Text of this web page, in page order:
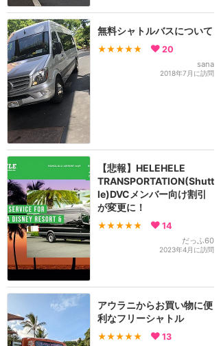
無料シャトルバスについて
★★★★★ 20
sana
2018年7月に訪問
【悲報】HELEHELE
TRANSPORTATION(Shutt
le)DVCメンバー向け割引
が変更に！
★★★★★ 14
だっふ60
2023年4月に訪問
アウラニからお買い物に便
利なフリーシャトル
★★★★★ 13